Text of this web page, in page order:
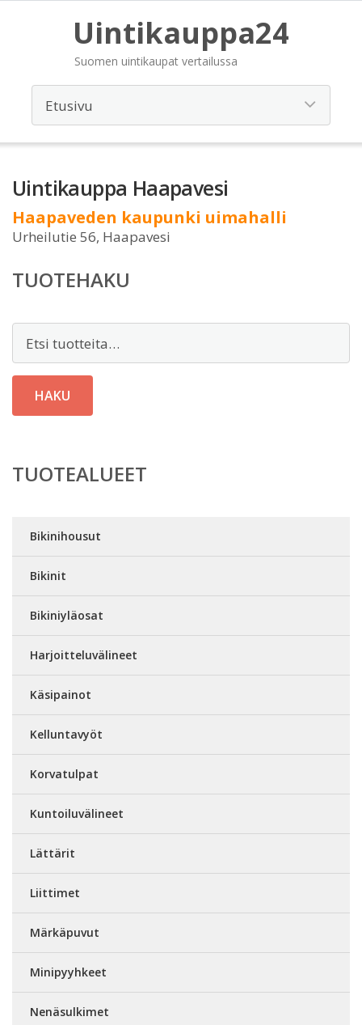
Uintikauppa24
Suomen uintikaupat vertailussa
Uintikauppa Haapavesi
Haapaveden kaupunki uimahalli
Urheilutie 56, Haapavesi
TUOTEHAKU
HAKU
TUOTEALUEET
Bikinihousut
Bikinit
Bikiniyläosat
Harjoitteluvälineet
Käsipainot
Kelluntavyöt
Korvatulpat
Kuntoiluvälineet
Lättärit
Liittimet
Märkäpuvut
Minipyyhkeet
Nenäsulkimet